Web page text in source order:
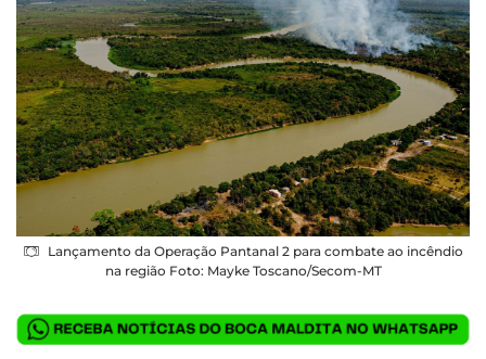
Lançamento da Operação Pantanal 2 para combate ao incêndio
na região Foto: Mayke Toscano/Secom-MT